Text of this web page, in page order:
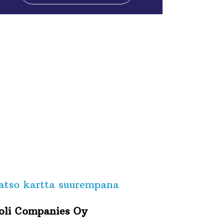
kartta suurempana
Companies Oy